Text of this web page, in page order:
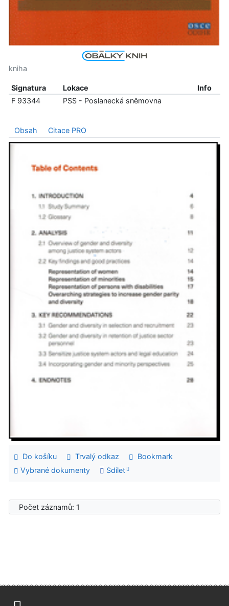
kniha
Signatura Lokace
Info
F 93344
PSS - Poslanecká sněmovna
Obsah Citace PRO
Do košíku Trvalý odkaz
Bookmark
Vybrané dokumenty
Sdílet
Počet záznamů: 1